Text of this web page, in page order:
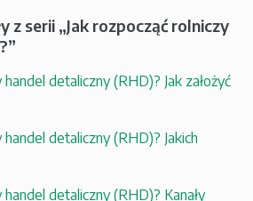
z serii „Jak rozpocząć rolniczy
detaliczny (RHD)? Jak założyć
handel detaliczny (RHD)? Jakich
handel detaliczny (RHD)? Kanały